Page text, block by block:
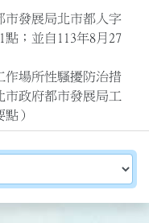
市發展局北市都人字
點；並自113年8月27
作場所性騷擾防治措
市政府都市發展局工
）